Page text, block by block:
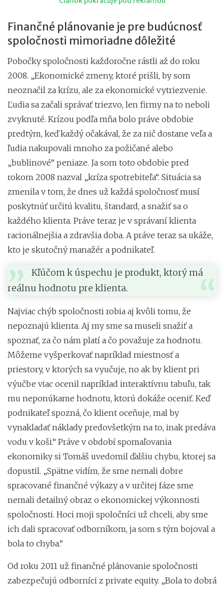
Finančné plánovanie je pre budúcnosť
spoločnosti mimoriadne dôležité
Pobočky spoločnosti každoročne rástli až do roku
2008. „Ekonomické zmeny, ktoré prišli, by som
neoznačil za krízu, ale za ekonomické vytriezvenie.
Ľudia sa začali správať triezvo, len firmy na to neboli
zvyknuté. Krízou podľa mňa bolo práve obdobie
predtým, keď každý očakával, že za nič dostane veľa a
ľudia nakupovali mnoho za požičané alebo
„bublinové“ peniaze. Ja som toto obdobie pred
rokom 2008 nazval „kríza spotrebiteľa“. Situácia sa
zmenila v tom, že dnes už každá spoločnosť musí
poskytnúť určitú kvalitu, štandard, a snažiť sa o
každého klienta. Práve teraz je v správaní klienta
racionálnejšia a zdravšia doba. A práve teraz sa ukáže,
kto je skutočný manažér a podnikateľ.
Kľúčom k úspechu je produkt, ktorý má
reálnu hodnotu pre klienta.
Najviac chýb spoločnosti robia aj kvôli tomu, že
nepoznajú klienta. Aj my sme sa museli snažiť a
spoznať, za čo nám platí a čo považuje za hodnotu.
Môžeme vyšperkovať napríklad miestnosť a
priestory, v ktorých sa vyučuje, no ak by klient pri
výučbe viac ocenil napríklad interaktívnu tabuľu, tak
mu neponúkame hodnotu, ktorú dokáže oceniť. Keď
podnikateľ spozná, čo klient oceňuje, mal by
vynakladať náklady predovšetkým na to, inak predáva
vodu v koši.“ Práve v období spomaľovania
ekonomiky si Tomáš uvedomil ďalšiu chybu, ktorej sa
dopustil. „Spätne vidím, že sme nemali dobre
spracované finančné výkazy a v určitej fáze sme
nemali detailný obraz o ekonomickej výkonnosti
spoločnosti. Hoci moji spoločníci už chceli, aby sme
ich dali spracovať odborníkom, ja som s tým bojoval a
bola to chyba.“
Od roku 2011 už finančné plánovanie spoločnosti
zabezpečujú odborníci z private equity. „Bola to dobrá